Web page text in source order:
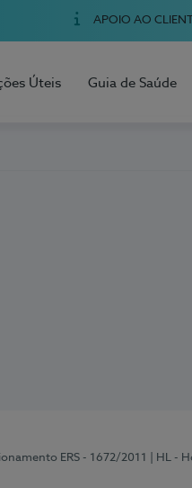
APOIO AO
Úteis Guia de Saúde
ERS - 1672/2011 | HL -